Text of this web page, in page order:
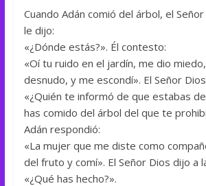
Cuando Adán comió del árbol, el
le dijo:
«¿Dónde estás?». Él contesto:
«Oí tu ruido en el jardín, me dio
desnudo, y me escondí». El Señor
«¿Quién te informó de que estabas
has comido del árbol del que te
Adán respondió:
«La mujer que me diste como
del fruto y comí». El Señor Dios dijo a
«¿Qué has hecho?».